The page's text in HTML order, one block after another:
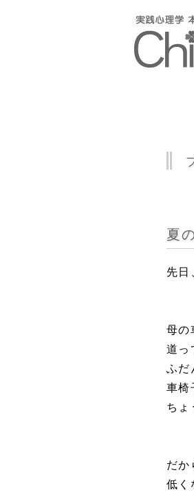
夏
先日
母の
道っ
ふだ
車椅
ちょ
だか
低く